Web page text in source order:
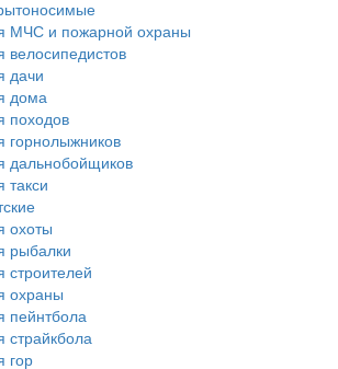
МЧС и пожарной охраны
велосипедистов
дачи
дома
походов
горнолыжников
дальнобойщиков
такси
охоты
рыбалки
строителей
охраны
пейнтбола
страйкбола
гор